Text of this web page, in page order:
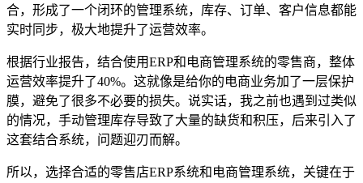
合，形成了一个闭环的管理系统，库存、订单、客户信息都能
实时同步，极大地提升了运营效率。
根据行业报告，结合使用ERP和电商管理系统的零售商，整体
运营效率提升了40%。这就像是给你的电商业务加了一层保护
膜，避免了很多不必要的损失。说实话，我之前也遇到过类似
的情况，手动管理库存导致了大量的缺货和积压，后来引入了
这套结合系统，问题迎刃而解。
所以，选择合适的零售店ERP系统和电商管理系统，关键在于